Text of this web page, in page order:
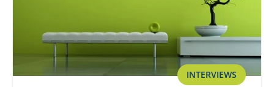
INTERVIEWS